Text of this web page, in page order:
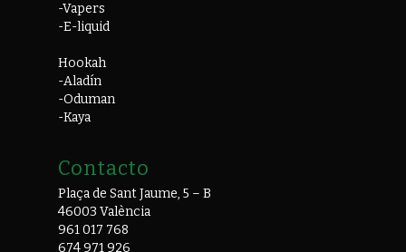
-Vapers
-E-liquid
Hookah
-Aladín
-Oduman
-Kaya
Contacto
Plaça de Sant Jaume, 5 – B
46003 València
961 017 768
674 971 926